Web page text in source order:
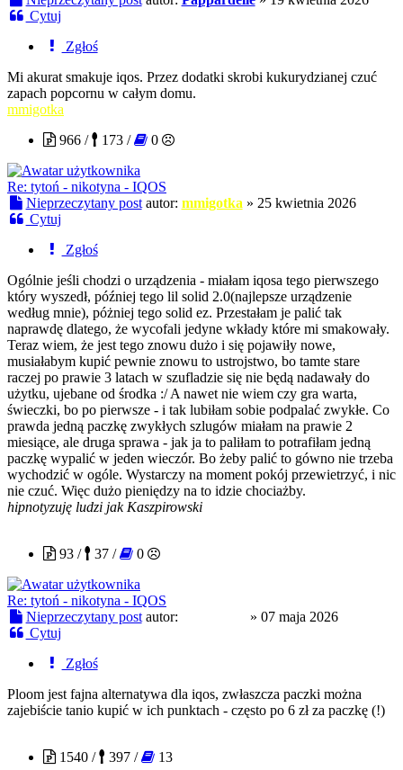
Cytuj
Zgłoś
Mi akurat smakuje iqos. Przez dodatki skrobi kukurydzianej czuć
zapach popcornu w całym domu.
mmigotka
966 /
173 / 0
Re: tytoń - nikotyna - IQOS
Nieprzeczytany post autor: mmigotka » 25 kwietnia 2026
Cytuj
Zgłoś
Ogólnie jeśli chodzi o urządzenia - miałam iqosa tego pierwszego
który wyszedł, później tego lil solid 2.0(najlepsze urządzenie
według mnie), póżniej tego solid ez. Przestałam je palić tak
naprawdę dlatego, że wycofali jedyne wkłady które mi smakowały.
Teraz wiem, że jest tego znowu dużo i się pojawiły nowe,
musiałabym kupić pewnie znowu to ustrojstwo, bo tamte stare
raczej po prawie 3 latach w szufladzie się nie będą nadawały do
użytku, ujebane od środka :/ A nawet nie wiem czy gra warta,
świeczki, bo po pierwsze - i tak lubiłam sobie podpalać zwykłe. Co
prawda jedną paczkę zwykłych szlugów miałam na prawie 2
miesiące, ale druga sprawa - jak ja to paliłam to potrafiłam jedną
paczkę wypalić w jeden wieczór. Bo żeby palić to gówno nie trzeba
wychodzić w ogóle. Wystarczy na moment pokój przewietrzyć, i nic
nie czuć. Więc dużo pieniędzy na to idzie chociażby.
hipnotyzuję ludzi jak Kaszpirowski
93 /
37 / 0
Re: tytoń - nikotyna - IQOS
Nieprzeczytany post autor: » 07 maja 2026
Cytuj
Zgłoś
Ploom jest fajna alternatywa dla iqos, zwłaszcza paczki można
zajebiście tanio kupić w ich punktach - często po 6 zł za paczkę (!)
1540 /
397 / 13